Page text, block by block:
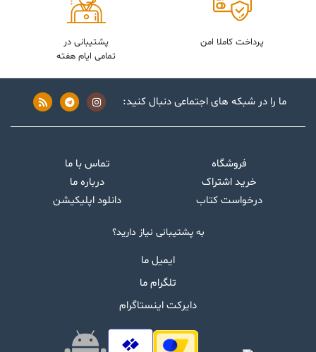
پرداخت کاملا امن
پشتیبانی در
تمامی ایام هفته
ما را در شبکه های اجتماعی دنبال کنید:
فروشگاه
خرید اشتراک
درخواست کتاب
تماس با ما
درباره ما
دانلود اپلیکیشن
به پشتیبانی نیاز دارید؟
ایمیل ما
تلگرام ما
دایرکت اینستاگرام